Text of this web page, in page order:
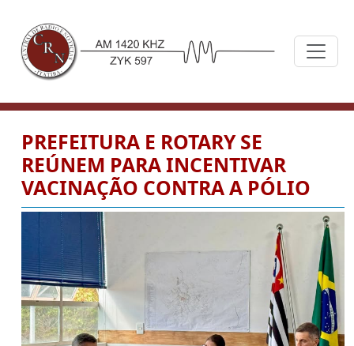
PREFEITURA E ROTARY SE
REÚNEM PARA INCENTIVAR
VACINAÇÃO CONTRA A PÓLIO